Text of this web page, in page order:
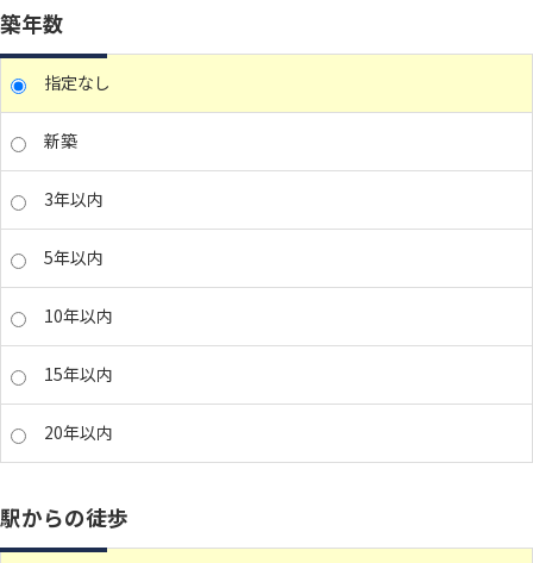
築年数
指定なし
新築
3年以内
5年以内
10年以内
15年以内
20年以内
駅からの徒歩